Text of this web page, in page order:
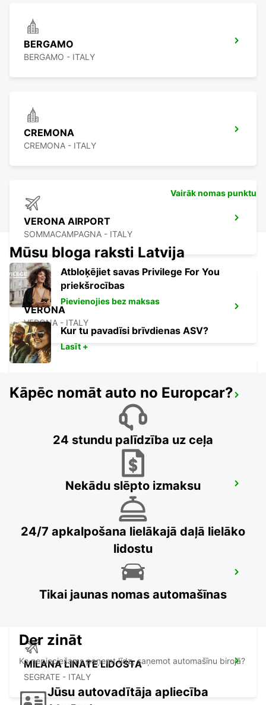
BERGAMO
BERGAMO - ITALY
CREMONA
CREMONA - ITALY
VERONA AIRPORT
SOMMACAMPAGNA - ITALY
VERONA
VERONA - ITALY
LODI
PIACENZA
MONZA - ITALY
MILANA LINATE LIDOSTA
SEGRATE - ITALY
Vairāk nomas punktu
Mūsu bloga raksti Latvija
Atbloķējiet savas Privilege For You
priekšrocības
Pievienojies bez maksas
Kur tu pavadīsi brīvdienas ASV?
Lasīt +
Kāpēc nomāt auto no Europcar?
24 stundu palīdzība uz ceļa
Nekādu slēpto izmaksu
24/7 apkalpošana lielākajā daļā lielāko
lidostu
Tikai jaunas nomas automašīnas
Der zināt
Ko nepieciešams paņemt līdz, saņemot automašīnu birojā?
Jūsu autovadītāja apliecība